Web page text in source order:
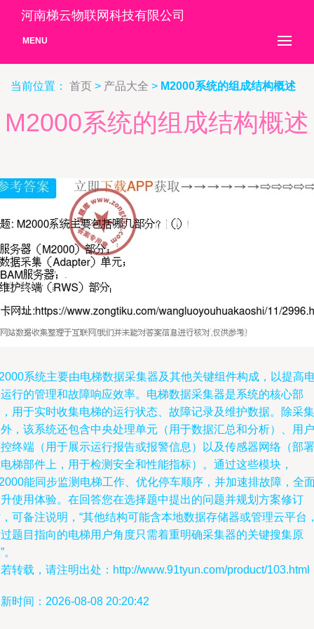
河南梯云物联网科技有限公司
MENU
当前位置： 首页 > 产品大全 > M2000系统的组成结构概述
M2000系统的组成结构概述
系统主要由电梯数据采集器及其他关键组件构成，以提高
行的管理和故障响应效率。电梯数据采集器是系统的核心部
用于实时收集电梯的运行状态、故障记录及维护数据。除采集
，该系统还包含中央处理单元（用于数据汇总和分析）、用户
终端（用于展示运行报告或报警信息）以及传感器网络（部署
梯部件上，用于检测安全和性能指标）。通过这些模块，
能同步监测电梯工作、优化停车顺序，并加速排故障，全
使用体验。在回答您在选择题中提出的问题并规划方案修订
可备注说明，“其他结构可能含本地数据存储器或管理云平台
题目指向的电梯用户角度只需着重明确采集器的关键搜集原
转载，请注明出处：http://www.91tyun.com/product/103.html
时间：2026-08-08 20:20:42